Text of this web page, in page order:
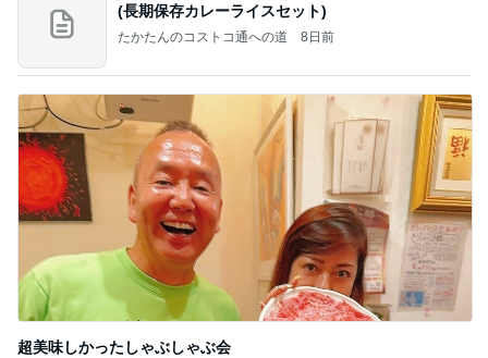
(長期保存カレーライスセット)
たかたんのコストコ通への道 8日前
超美味しかったしゃぶしゃぶ会